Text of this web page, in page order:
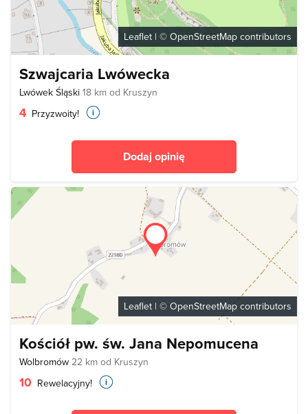
Leaflet | © OpenStreetMap contributors
Szwajcaria Lwówecka
Lwówek Śląski 18 km od Kruszyn
4 Przyzwoity!
Dodaj opinię
Leaflet | © OpenStreetMap contributors
Kościół pw. św. Jana Nepomucena
Wolbromów 22 km od Kruszyn
10 Rewelacyjny!